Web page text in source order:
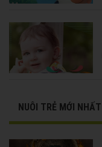
NUÔI TRẺ MỚI NHẤT